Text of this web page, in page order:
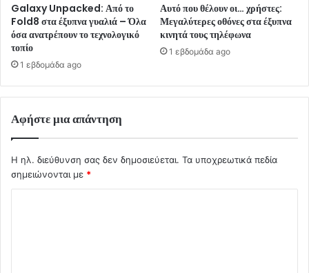
Galaxy Unpacked: Από το
Fold8 στα έξυπνα γυαλιά – Όλα
όσα ανατρέπουν το τεχνολογικό
τοπίο
1 εβδομάδα ago
Αυτό που θέλουν οι… χρήστες:
Μεγαλύτερες οθόνες στα έξυπνα
κινητά τους τηλέφωνα
1 εβδομάδα ago
Αφήστε μια απάντηση
Η ηλ. διεύθυνση σας δεν δημοσιεύεται. Τα υποχρεωτικά πεδία
σημειώνονται με *